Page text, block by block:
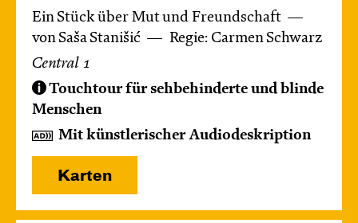
Ein Stück über Mut und Freundschaft
von Saša Stanišić
Regie: Carmen Schwarz
Central 1
Touchtour für sehbehinderte und blinde
Menschen
Mit künstlerischer Audiodeskription
Karten